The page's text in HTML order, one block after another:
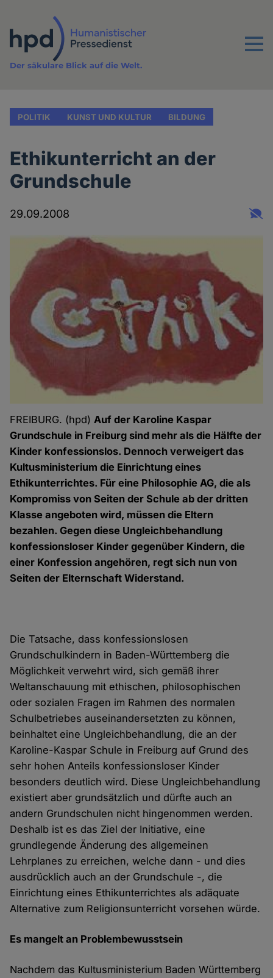
Inhalt
Menu
Der säkulare Blick auf die Welt.
POLITIK KUNST UND KULTUR BILDUNG
Ethikunterricht an der
Grundschule
29.09.2008
FREIBURG. (hpd)Auf der Karoline Kaspar
Grundschule in Freiburg sind mehr als die Hälfte der
Kinder konfessionslos. Dennoch verweigert das
Kultusministerium die Einrichtung eines
Ethikunterrichtes. Für eine Philosophie AG, die als
Kompromiss von Seiten der Schule ab der dritten
Klasse angeboten wird, müssen die Eltern
bezahlen. Gegen diese Ungleichbehandlung
konfessionsloser Kinder gegenüber Kindern, die
einer Konfession angehören, regt sich nun von
Seiten der Elternschaft Widerstand.
Die Tatsache, dass konfessionslosen
Grundschulkindern in Baden-Württemberg die
Möglichkeit verwehrt wird, sich gemäß ihrer
Weltanschauung mit ethischen, philosophischen
oder sozialen Fragen im Rahmen des normalen
Schulbetriebes auseinandersetzten zu können,
beinhaltet eine Ungleichbehandlung, die an der
Karoline-Kaspar Schule in Freiburg auf Grund des
sehr hohen Anteils konfessionsloser Kinder
besonders deutlich wird. Diese Ungleichbehandlung
existiert aber grundsätzlich und dürfte auch an
andern Grundschulen nicht hingenommen werden.
Deshalb ist es das Ziel der Initiative, eine
grundlegende Änderung des allgemeinen
Lehrplanes zu erreichen, welche dann - und dies
ausdrücklich auch an der Grundschule -, die
Einrichtung eines Ethikunterrichtes als adäquate
Alternative zum Religionsunterricht vorsehen würde.
Es mangelt an Problembewusstsein
Nachdem das Kultusministerium Baden Württemberg